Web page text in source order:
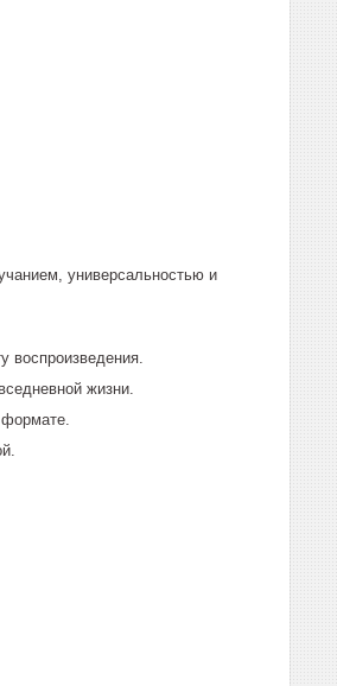
универсальностью и
воспроизведения.
жизни.